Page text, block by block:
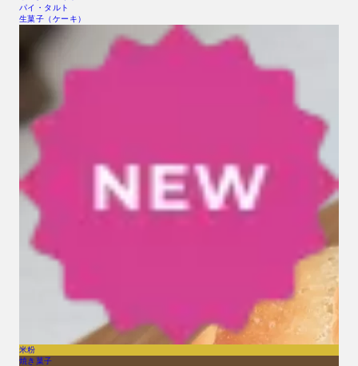
パイ・タルト
生菓子（ケーキ）
米粉
焼き菓子